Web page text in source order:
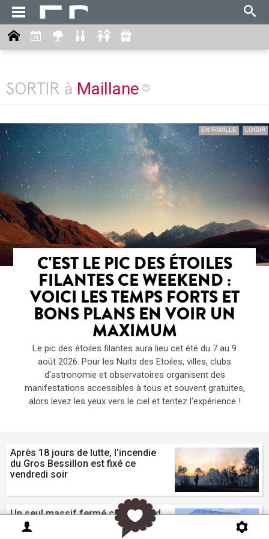
SORTIR à Maillane
EN FAMILLE LOISIR
C'EST LE PIC DES ÉTOILES
FILANTES CE WEEKEND :
VOICI LES TEMPS FORTS ET
BONS PLANS EN VOIR UN
MAXIMUM
Le pic des étoiles filantes aura lieu cet été du 7 au 9
août 2026. Pour les Nuits des Etoiles, villes, clubs
d'astronomie et observatoires organisent des
manifestations accessibles à tous et souvent gratuites,
alors levez les yeux vers le ciel et tentez l'expérience !
Après 18 jours de lutte, l'incendie
du Gros Bessillon est fixé ce
vendredi soir
Un seul massif fermé ce weekend
dans la région : le Haut Var